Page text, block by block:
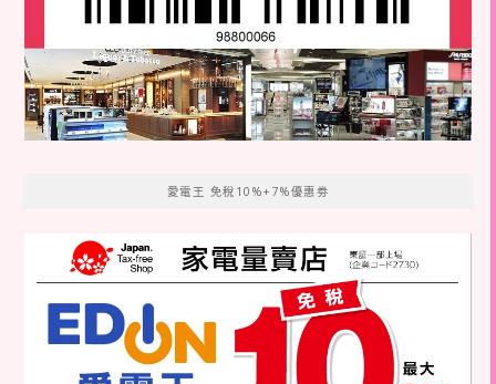
愛電王 免稅10%+7%優惠劵